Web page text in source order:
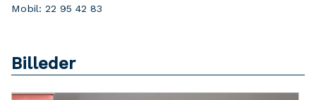
Mobil: 22 95 42 83
Billeder